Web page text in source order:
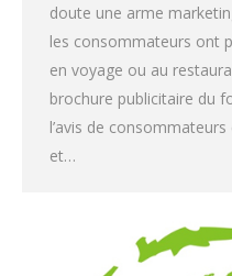
doute une arme
les consommateurs ont
en voyage ou au
brochure publicitaire du
l’avis de
et…